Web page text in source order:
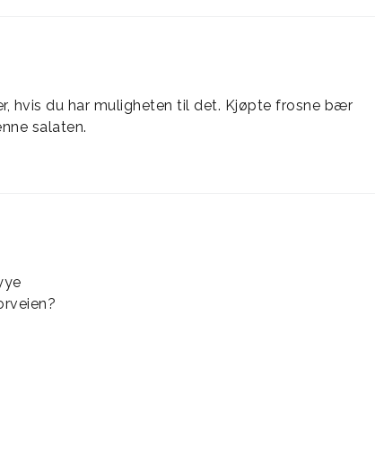
hvis du har muligheten til det. Kjøpte frosne bær
salaten.